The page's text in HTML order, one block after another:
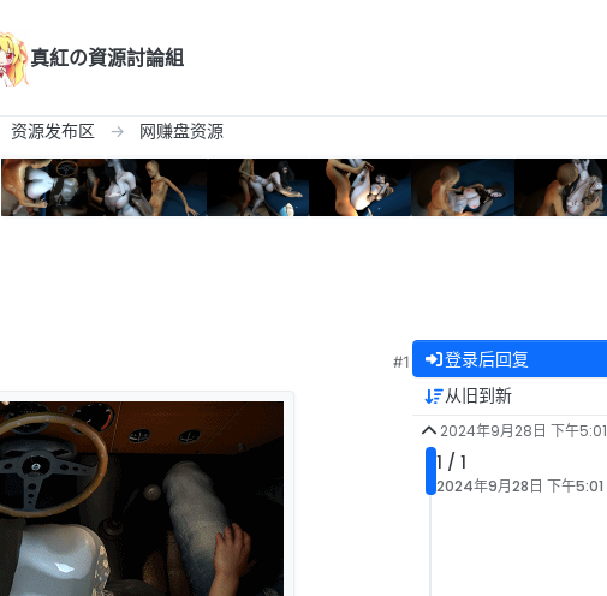
真紅の資源討論組
资源发布区 网赚盘资源
#1 登录后回复
从旧到新
2024年9月28日 下午5:01
1 / 1
2024年9月28日 下午5:01